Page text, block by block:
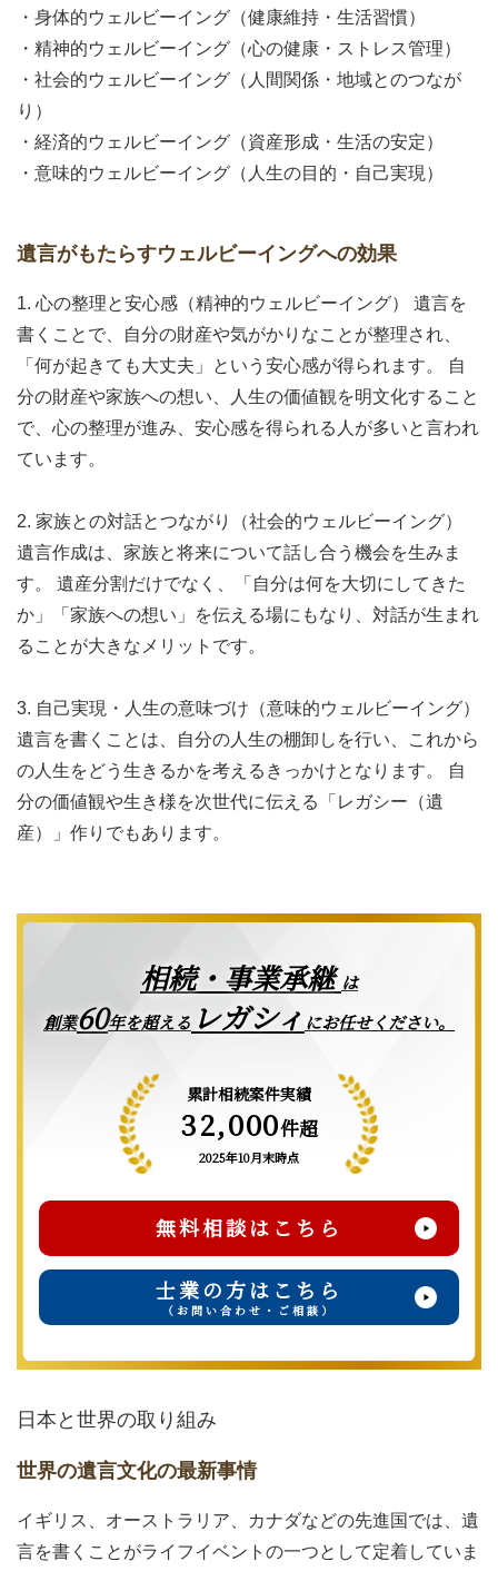
・身体的ウェルビーイング（健康維持・生活習慣）
・精神的ウェルビーイング（心の健康・ストレス管理）
・社会的ウェルビーイング（人間関係・地域とのつなが
り）
・経済的ウェルビーイング（資産形成・生活の安定）
・意味的ウェルビーイング（人生の目的・自己実現）
遺言がもたらすウェルビーイングへの効果
1. 心の整理と安心感（精神的ウェルビーイング） 遺言を
書くことで、自分の財産や気がかりなことが整理され、
「何が起きても大丈夫」という安心感が得られます。 自
分の財産や家族への想い、人生の価値観を明文化すること
で、心の整理が進み、安心感を得られる人が多いと言われ
ています。
2. 家族との対話とつながり（社会的ウェルビーイング）
遺言作成は、家族と将来について話し合う機会を生みま
す。 遺産分割だけでなく、「自分は何を大切にしてきた
か」「家族への想い」を伝える場にもなり、対話が生まれ
ることが大きなメリットです。
3. 自己実現・人生の意味づけ（意味的ウェルビーイング）
遺言を書くことは、自分の人生の棚卸しを行い、これから
の人生をどう生きるかを考えるきっかけとなります。 自
分の価値観や生き様を次世代に伝える「レガシー（遺
産）」作りでもあります。
相続・事業承継は
創業60年を超える レガシィ にお任せください。
累計相続案件実績
32,000件超
2025年10月末時点
無料相談はこちら
士業の方はこちら
（お問い合わせ・ご相談）
日本と世界の取り組み
世界の遺言文化の最新事情
イギリス、オーストラリア、カナダなどの先進国では、遺
言を書くことがライフイベントの一つとして定着していま